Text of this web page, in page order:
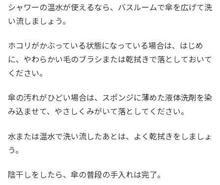
シャワーの温水が使えるなら、バスルームで傘を広げて洗
い流しましょう。
ホコリがかぶっている状態になっている場合は、はじめ
に、やわらかい毛のブラシまたは乾拭きで落としておいて
ください。
傘の汚れがひどい場合は、スポンジに薄めた液体洗剤を染
み込ませて、やさしくみがいて落としてください。
水または温水で洗い流したあとは、よく乾拭きをしましょ
う。
陰干しをしたら、傘の普段の手入れは完了。